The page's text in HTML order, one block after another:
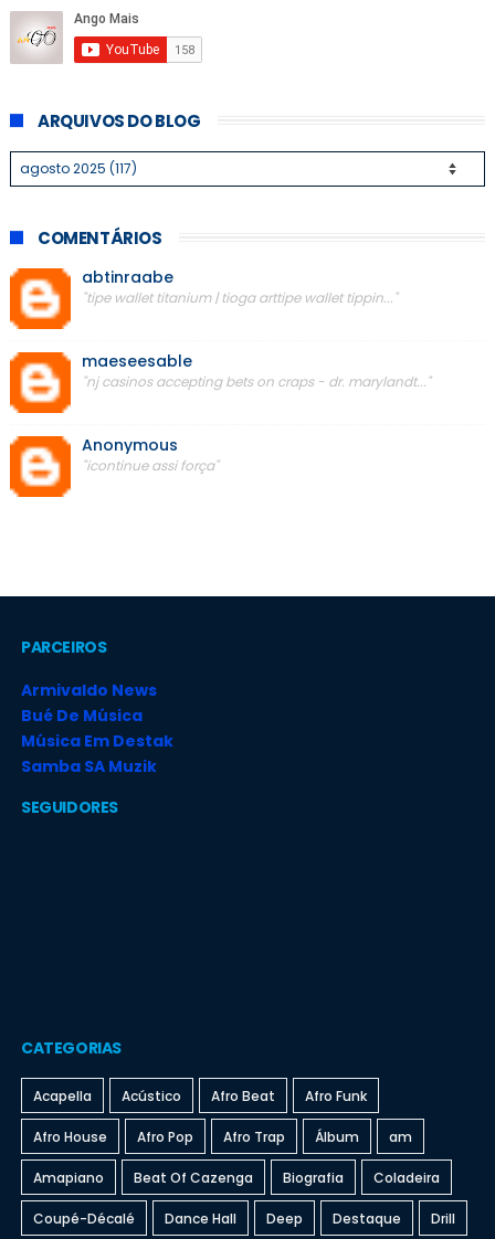
ARQUIVOS DO BLOG
COMENTÁRIOS
abtinraabe
"tipe wallet titanium | tioga arttipe wallet tippin..."
maeseesable
"nj casinos accepting bets on craps - dr. marylandt..."
Anonymous
"icontinue assi força"
PARCEIROS
Armivaldo News
Bué De Música
Música Em Destak
Samba SA Muzik
SEGUIDORES
CATEGORIAS
Acapella Acústico Afro Beat Afro Funk
Afro House Afro Pop Afro Trap Álbum am
Amapiano Beat Of Cazenga Biografia Coladeira
Coupé-Décalé Dance Hall Deep Destaque Drill